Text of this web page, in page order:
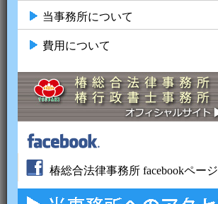
当事務所について
費用について
椿総合法律事務所 facebookページ